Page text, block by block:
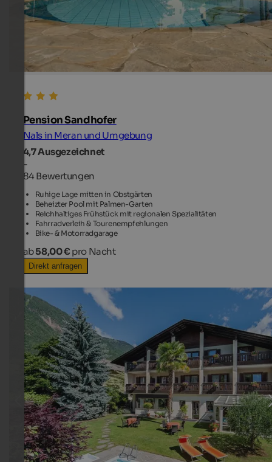
Pension Sandhofer
Nals in Meran und Umgebung
4,7Ausgezeichnet
-
84 Bewertungen
Ruhige Lage mitten in Obstgärten
Beheizter Pool mit Palmen-Garten
Reichhaltiges Frühstück mit regionalen Spezialitäten
Fahrradverleih & Tourenempfehlungen
Bike- & Motorradgarage
ab58,00 € pro Nacht
Direkt anfragen